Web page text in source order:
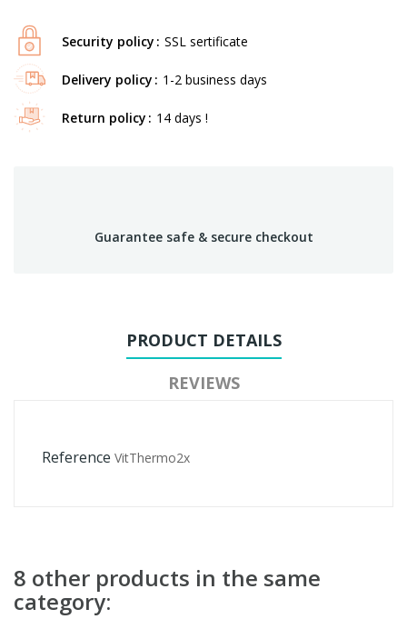
Security policy SSL sertificate
Delivery policy 1-2 business days
Return policy 14 days !
Guarantee safe & secure checkout
PRODUCT DETAILS
REVIEWS
Reference VitThermo2x
8 other products in the same
category: